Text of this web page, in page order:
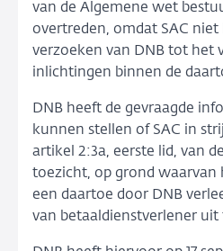
van de Algemene wet
overtreden, omdat SAC niet
verzoeken van DNB tot het
inlichtingen binnen de
DNB heeft de gevraagde
kunnen stellen of SAC in
artikel 2:3a, eerste lid, van
toezicht, op grond waarvan
een daartoe door DNB
van betaaldienstverlener uit